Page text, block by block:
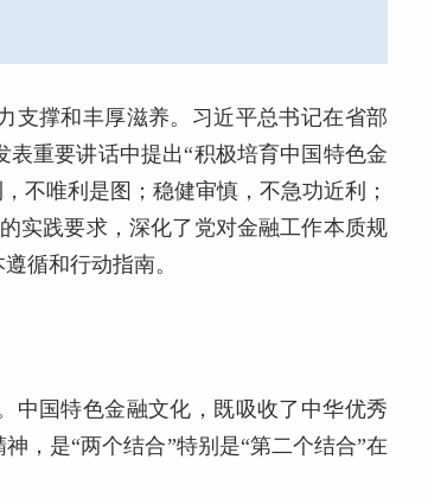
支撑和丰厚滋养。习近平总书记在省部
重要讲话中提出“积极培育中国特色金
不唯利是图；稳健审慎，不急功近利；
实践要求，深化了党对金融工作本质规
循和行动指南。
中国特色金融文化，既吸收了中华优秀
，是“两个结合”特别是“第二个结合”在